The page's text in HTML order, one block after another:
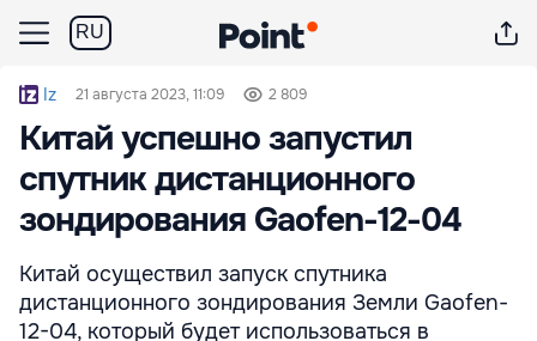
RU
Iz 21 августа 2023, 11:09 2 809
Китай успешно запустил
спутник дистанционного
зондирования Gaofen-12-04
Китай осуществил запуск спутника
дистанционного зондирования Земли Gaofen-
12-04, который будет использоваться в